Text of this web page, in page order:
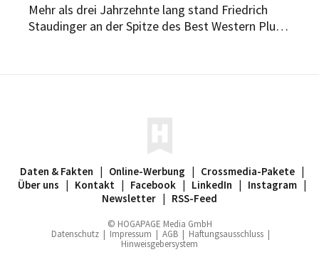
Mehr als drei Jahrzehnte lang stand Friedrich
Staudinger an der Spitze des Best Western Plus
Daten & Fakten | Online-Werbung | Crossmedia-Pakete |
Über uns | Kontakt | Facebook | LinkedIn | Instagram |
Newsletter | RSS-Feed
© HOGAPAGE Media GmbH
Datenschutz | Impressum | AGB | Haftungsausschluss |
Hinweisgebersystem